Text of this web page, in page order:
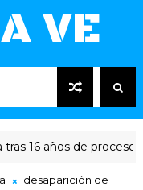
VE
proceso
desaparición de